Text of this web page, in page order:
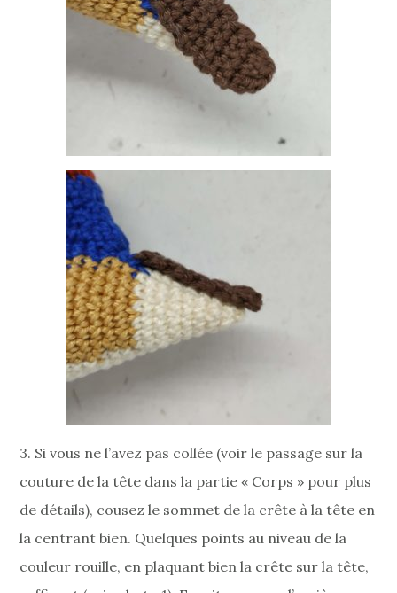
3. Si vous ne l’avez pas collée (voir le passage sur la
couture de la tête dans la partie « Corps » pour plus
de détails), cousez le sommet de la crête à la tête en
la centrant bien. Quelques points au niveau de la
couleur rouille, en plaquant bien la crête sur la tête,